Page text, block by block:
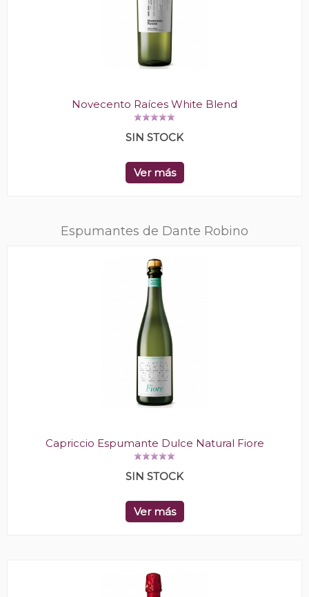
Novecento Raíces White Blend
SIN STOCK
Ver más
Espumantes de Dante Robino
Capriccio Espumante Dulce Natural Fiore
SIN STOCK
Ver más